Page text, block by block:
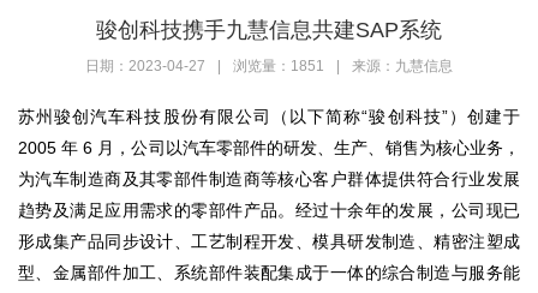
骏创科技携手九慧信息共建SAP系统
日期：2023-04-27 浏览量：1851 来源：九慧信息
苏州骏创汽车科技股份有限公司（以下简称“骏创科技”）创建于
2005 年 6 月，公司以汽车零部件的研发、生产、销售为核心业务，
为汽车制造商及其零部件制造商等核心客户群体提供符合行业发展
趋势及满足应用需求的零部件产品。经过十余年的发展，公司现已
形成集产品同步设计、工艺制程开发、模具研发制造、精密注塑成
型、金属部件加工、系统部件装配集成于一体的综合制造与服务能